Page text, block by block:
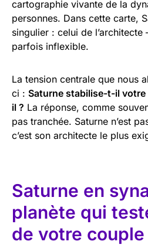
cartographie vivante de la
personnes. Dans cette carte,
singulier : celui de
parfois inflexible.
La tension centrale que nous
ci : Saturne stabilise-t-il
il ? La réponse, comme
pas tranchée. Saturne n’est
c’est son architecte le plus
Saturne en
planète qui
de votre couple